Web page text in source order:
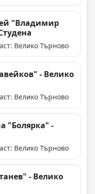
"Владимир
Велико Търново
- Велико
Велико Търново
"Болярка" -
Велико Търново
- Велико